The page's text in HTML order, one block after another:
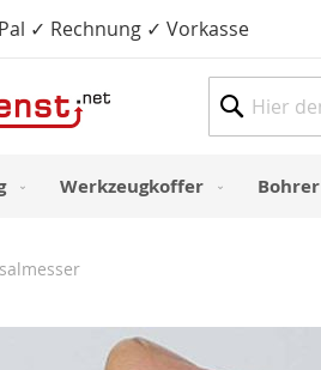
✓ Rechnung ✓ VorkasseDirekt
Werkzeugkoffer Bohrer